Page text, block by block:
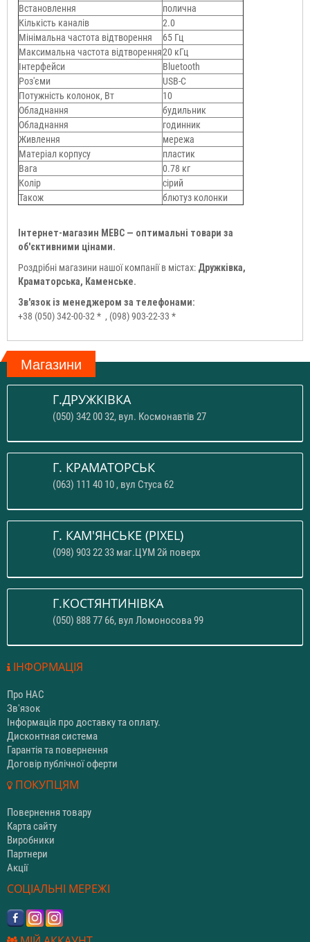
Встановлення
полична
Кількість каналів
2.0
Мінімальна частота відтворення
65 Гц
Максимальна частота відтворення20 кГц
Інтерфейси
Bluetooth
Роз'єми
USB-C
Потужність колонок, Вт
10
Обладнання
будильник
Обладнання
годинник
Живлення
мережа
Матеріал корпусу
пластик
Вага
0.78 кг
Колір
сірий
Також
блютуз колонки
Інтернет-магазин МЕВС — оптимальні товари за
об'єктивними цінами.
Роздрібні магазини нашої компанії в містах: Дружківка,
Краматорська, Каменське.
Зв'язок із менеджером за телефонами:
+38 (050) 342-00-32 * , (098) 903-22-33 *
Магазини
Г.ДРУЖКІВКА
(050) 342 00 32, вул. Космонавтів 27
Г. КРАМАТОРСЬК
(063) 111 40 10 , вул Стуса 62
Г. КАМ'ЯНСЬКЕ (PIXEL)
(098) 903 22 33 маг.ЦУМ 2й поверх
Г.КОСТЯНТИНІВКА
(050) 888 77 66, вул Ломоносова 99
ІНФОРМАЦІЯ
Про НАС
Зв'язок
Інформація про доставку та оплату.
Дисконтная система
Гарантія та повернення
Договір публічної оферти
ПОКУПЦЯМ
Повернення товару
Карта сайту
Виробники
Партнери
Акції
СОЦІАЛЬНІ МЕРЕЖІ